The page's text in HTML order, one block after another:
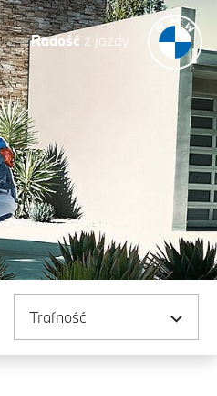
Radość z jazdy